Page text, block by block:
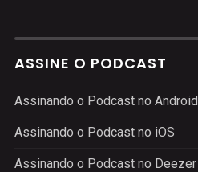
ASSINE O PODCAST
Assinando o Podcast no Android
Assinando o Podcast no iOS
Assinando o Podcast no Deezer